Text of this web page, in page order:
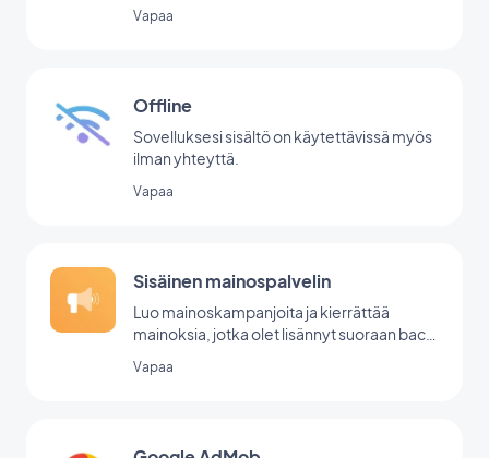
Vapaa
Offline
Sovelluksesi sisältö on käytettävissä myös
ilman yhteyttä.
Vapaa
Sisäinen mainospalvelin
Luo mainoskampanjoita ja kierrättää
mainoksia, jotka olet lisännyt suoraan back
Vapaa